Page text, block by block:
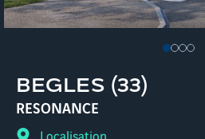
BEGLES (33)
RESONANCE
Localisation